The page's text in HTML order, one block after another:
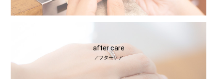
after care
アフターケア